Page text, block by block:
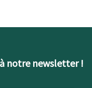
notre newsletter !